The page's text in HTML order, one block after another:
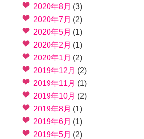
2020年8月 (3)
2020年7月 (2)
2020年5月 (1)
2020年2月 (1)
2020年1月 (2)
2019年12月 (2)
2019年11月 (1)
2019年10月 (2)
2019年8月 (1)
2019年6月 (1)
2019年5月 (2)